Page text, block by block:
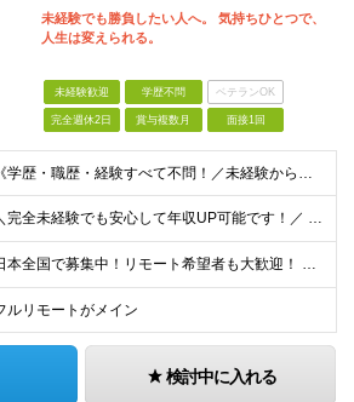
未経験でも勝負したい人へ。 気持ちひとつで、
人生は変えられる。
未経験歓迎 学歴不問 ベテランOK
完全週休2日 賞与複数月 面接1回
《学歴・職歴・経験すべて不問！／未経験からのチャレンジ大歓迎◎》 ▼こんな気持ち、ひとつでも当てはまる方はぜひ！ □ なにか、人生を変えるきっかけがほしい □ 立ち仕事に疲れて、そろそろ座り仕事がい
＼完全未経験でも安心して年収UP可能です！／ -------------- 【1】営業 月給25万円～80万円＋賞与 【2】事務 月給21万円～50万円＋賞与 【3】マーケ 月給25万円～80万円
日本全国で募集中！リモート希望者も大歓迎！ ※クライアントオフィスへの出勤が必要な場合は、 「東京オフィス」または「首都圏・関西圏」になります ※勤務地の選択はご希望を考慮し、転居を伴う転勤はありま
ルリモートがメイン
検討中に入れる